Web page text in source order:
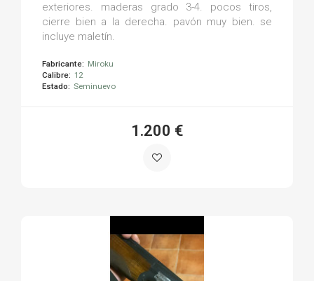
exteriores. maderas grado 3-4. pocos tiros,
cierre bien a la derecha. pavón muy bien. se
incluye maletín.
Fabricante: Miroku
Calibre: 12
Estado: Seminuevo
1.200 €